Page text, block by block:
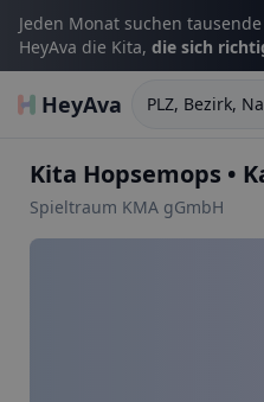
Jeden Monat suchen
HeyAva die Kita, die sich
HeyAva PLZ, Bezirk,
Kita Hopsemops •
Spieltraum KMA gGmbH